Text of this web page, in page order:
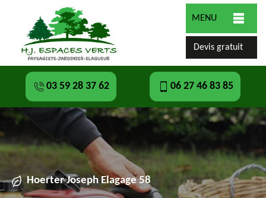
MENU
Devis gratuit
03 59 28 37 62 06 27 46 83 85
Hoerter Joseph Elagage 58